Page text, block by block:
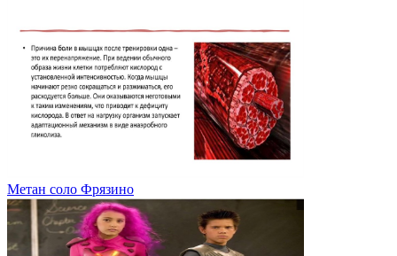
Метан соло Фрязино